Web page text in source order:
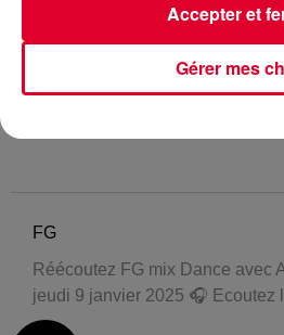
FG
Réécoutez FG mix Dance avec
jeudi 9 janvier 2025 🎧 Ecoutez
Gérer mes
Accepter et